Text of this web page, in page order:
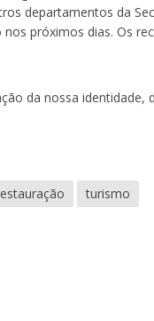
departamentos da
próximos dias. Os
da nossa identidade,
turismo